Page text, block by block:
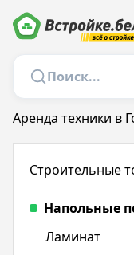
Аренда техники в
Строительные
Напольные
Ламинат